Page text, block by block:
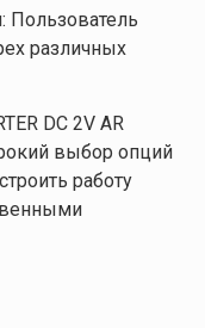
Пользователь
различных
DC 2V AR
выбор опций
работу